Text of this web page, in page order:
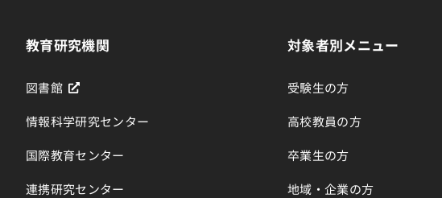
教育研究機関
図書館
情報科学研究センター
国際教育センター
連携研究センター
対象者別メニュー
受験生の方
高校教員の方
卒業生の方
地域・企業の方